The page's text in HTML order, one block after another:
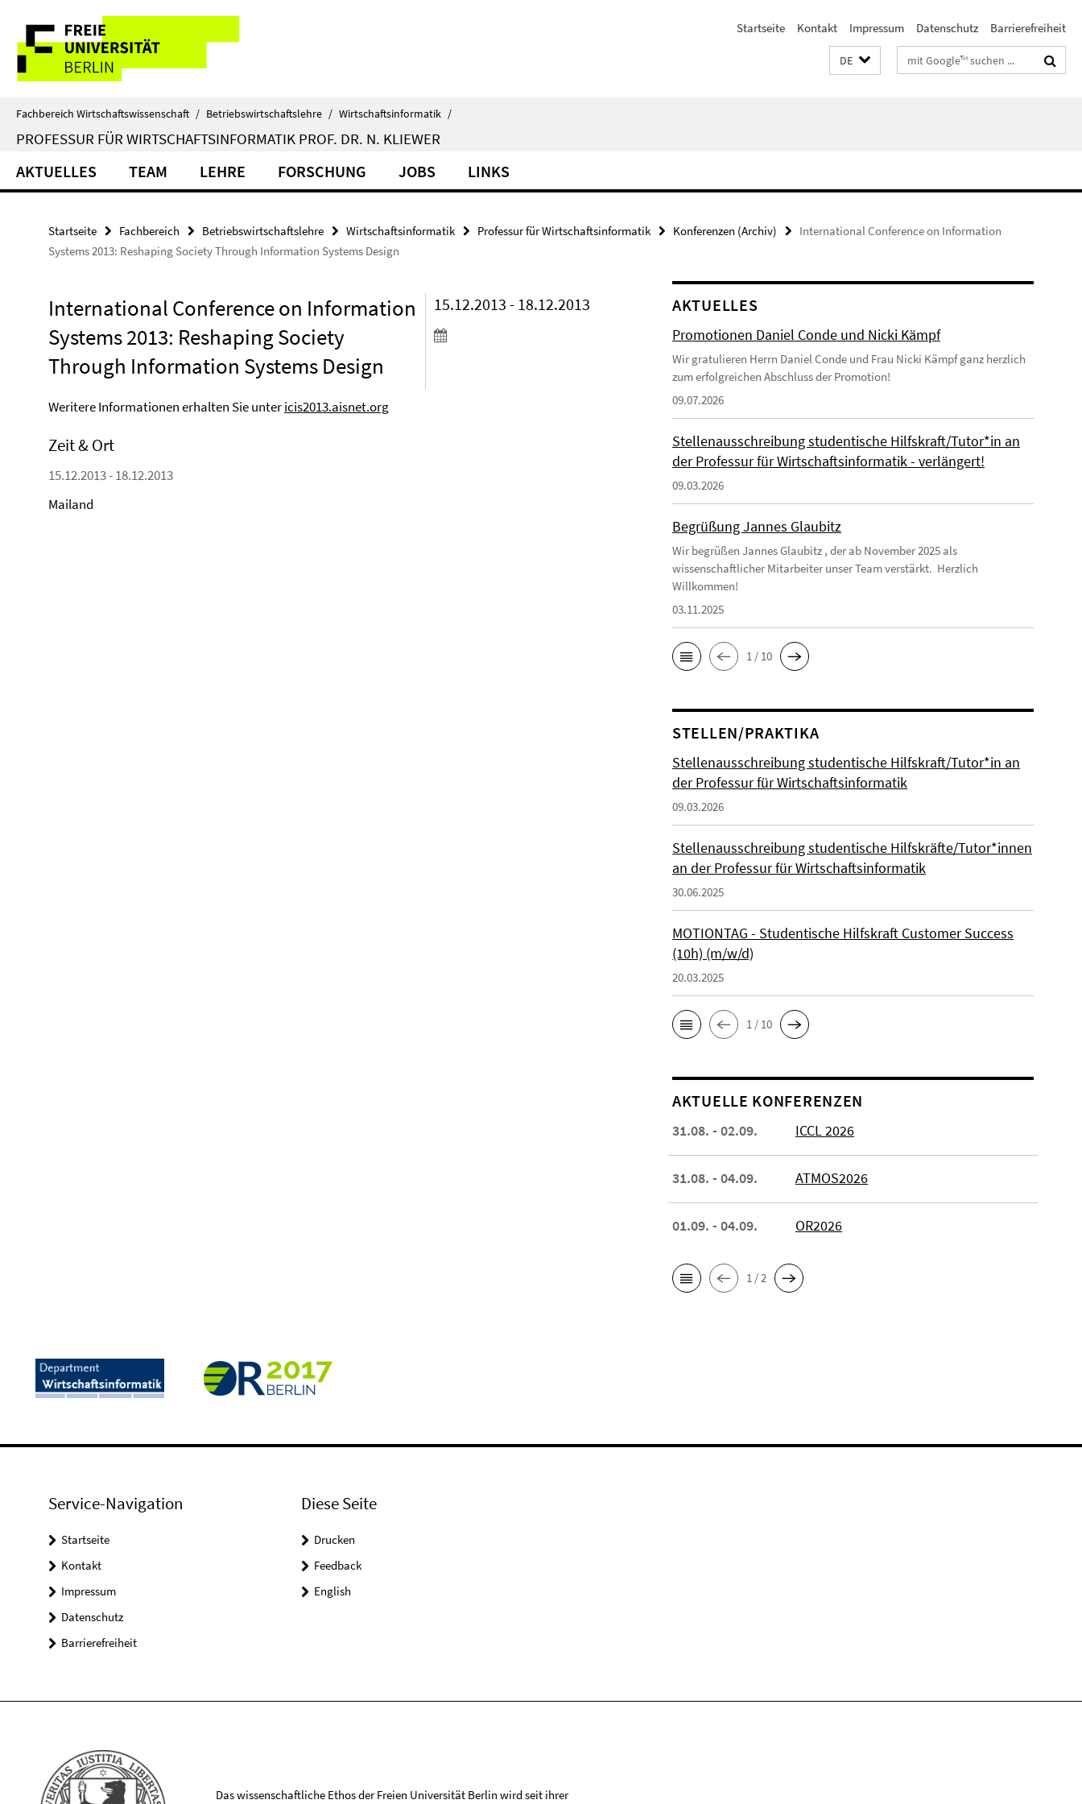
direkt
Inhalt
Service-
Navigation
Startseite Kontakt Impressum Datenschutz Barrierefreiheit
DE Suchbegriffe
Fachbereich Wirtschaftswissenschaft / Betriebswirtschaftslehre / Wirtschaftsinformatik /
PROFESSUR FÜR WIRTSCHAFTSINFORMATIK PROF. DR. N. KLIEWER
AKTUELLES TEAM LEHRE FORSCHUNG JOBS LINKS
Startseite Fachbereich Betriebswirtschaftslehre Wirtschaftsinformatik Professur für Wirtschaftsinformatik Konferenzen (Archiv)
International Conference on Information
Systems 2013: Reshaping Society Through Information Systems Design
International Conference on Information
Systems 2013: Reshaping Society
Through Information Systems Design
15.12.2013 - 18.12.2013
Weritere Informationen erhalten Sie untericis2013.aisnet.org
Zeit & Ort
15.12.2013 - 18.12.2013
Mailand
AKTUELLES
Promotionen Daniel Conde und Nicki Kämpf
Wir gratulieren Herrn Daniel Conde und Frau Nicki Kämpf ganz herzlich
zum erfolgreichen Abschluss der Promotion!
09.07.2026
Stellenausschreibung studentische Hilfskraft/Tutor*in an
der Professur für Wirtschaftsinformatik - verlängert!
09.03.2026
Begrüßung Jannes Glaubitz
Wir begrüßen Jannes Glaubitz , der ab November 2025 als
wissenschaftlicher Mitarbeiter unser Team verstärkt. Herzlich
Willkommen!
03.11.2025
1 / 10
STELLEN/PRAKTIKA
Stellenausschreibung studentische Hilfskraft/Tutor*in an
der Professur für Wirtschaftsinformatik
09.03.2026
Stellenausschreibung studentische Hilfskräfte/Tutor*innen
an der Professur für Wirtschaftsinformatik
30.06.2025
MOTIONTAG - Studentische Hilfskraft Customer Success
(10h) (m/w/d)
20.03.2025
1 / 10
AKTUELLE KONFERENZEN
31.08. - 02.09. ICCL 2026
31.08. - 04.09. ATMOS2026
01.09. - 04.09. OR2026
1 / 2
Service-Navigation
Startseite
Kontakt
Impressum
Datenschutz
Barrierefreiheit
Diese Seite
Drucken
Feedback
English
Das wissenschaftliche Ethos der Freien Universität Berlin wird seit ihrer